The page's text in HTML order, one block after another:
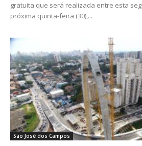
gratuita que será realizada entre esta
próxima quinta-feira (30),...
São José dos Campos